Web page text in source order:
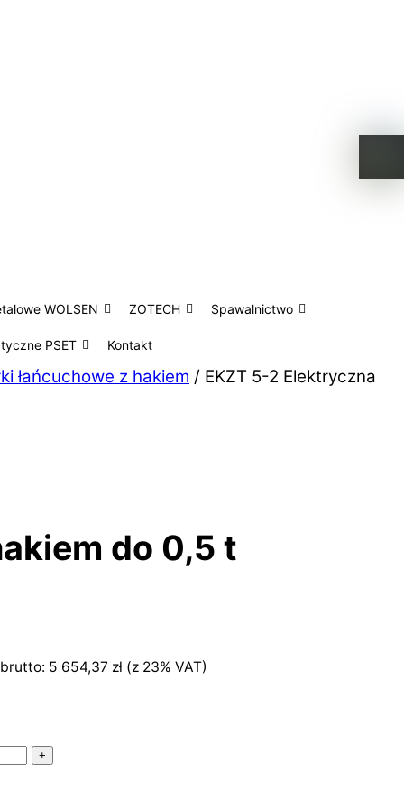
WOLSEN ZOTECH Spawalnictwo
PSET Kontakt
łańcuchowe z hakiem / EKZT 5-2 Elektryczna
do 0,5 t
5 654,37 zł (z 23% VAT)
+